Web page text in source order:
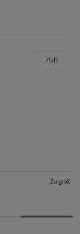
75B
Zu groß